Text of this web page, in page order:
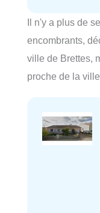
Il n'y a plus de
encombrants,
ville de Brettes,
proche de la